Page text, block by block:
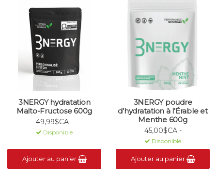
3NERGY hydratation
Malto-Fructose 600g
49,99$CA -
Disponible
Ajouter au panier
3NERGY poudre
d'hydratation à l'Érable et
Menthe 600g
45,00$CA -
Disponible
Ajouter au panier